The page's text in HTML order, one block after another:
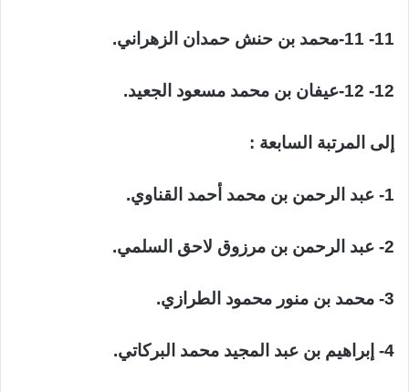
11- 11-محمد بن حنش حمدان الزهراني.
12- 12-عيفان بن محمد مسعود الجعيد.
إلى المرتبة السابعة :
1- عبد الرحمن بن محمد أحمد القناوي.
2- عبد الرحمن بن مرزوق لاحق السلمي.
3- محمد بن منور محمود الطرازي.
4- إبراهيم بن عبد المجيد محمد البركاتي.